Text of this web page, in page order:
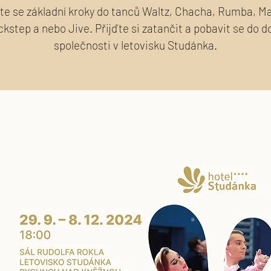
se základní kroky do tanců Waltz, Chacha, Rumba,
a nebo Jive. Přijďte si zatančit a pobavit se do
společnosti v letovisku Studánka.